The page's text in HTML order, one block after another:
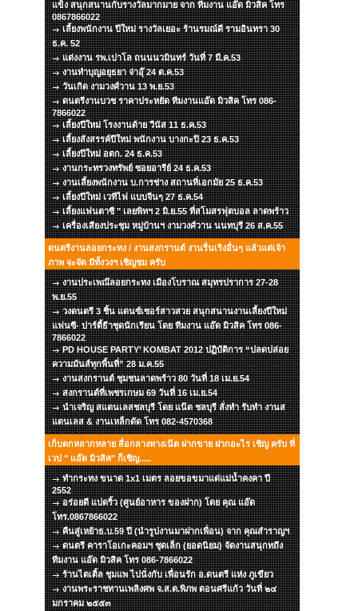
แข็ง สนุกสนานกับรางวัลมากมาย จาก ทีมงาน แอ๊ด มิวสิค โทร
0867866022
เลี้ยงพนักงาน ปีใหม่ รางวัลเยอะ ร้านรมณ์ดี รามอินทรา 30
ธ.ค. 52
แต่งงาน รพ.เปาโล ถนนนวมินทร์ วันที่ 7 มี.ค.53
งานทำบุญอยุธยา จ่าอุ๊ 24 ต.ค.53
วันเกิด งามวงศ์วาน 13 พ.ย.53
ดนตรีงานบวช ราคาประหยัด ทีมงานแอ๊ด มิวสิค โทร 086-
7866022
เลี้ยงปีใหม่ โรงงานด้าย วีนัส 11 ธ.ค.53
เลี้ยงสังสรรค์ปีใหม่ พนักงาน บางกะปิ 23 ธ.ค.53
เลี้ยงปีใหม่ อตก. 24 ธ.ค.53
งานกระทรวงทรัพย์ ซอยอารีย์ 24 ธ.ค.53
งานเลี้ยงพนักงาน บ.การช่าง สถานที่เอกมัย 25 ธ.ค.53
เลี้ยงปีใหม่ เวทีไฟ แบบจีนๆ 27 ธ.ค.54
เลี้ยงแฟนตาซี " เลยพิทฯ 2 มิ.ย.55 ที่สโมสรฟุตบอล ลาดพร้าว
เครื่องเสียงประชุม หมู่บ้านฯ งามวงศ์วาน นนทบุรี 26 ส.ค.55
ดนตรีงานลอยกระทง / งานสงกรานต์ งานรื่นเริงอื่นๆ แล้วแต่เจ้า
ภาพ จะจัด มีทั้งวงฯ เชิญชม ครับ
งานประเพณ๊ลอยกระทง เมืองโบราณ สมุทรปราการ 27-28
พ.ย.55
วงดนตรี 3 ชิ้น แดนซ์เซอร์สาวสวย สนุกสนานงานเลี้ยงปีใหม่
แฟนซี- ปาร์ตี้ธีาชุดนักเรียน โดย ทีมงาน แอ๊ด มิวสิค โทร 086-
7866022
PD HOUSE PARTY’ KOMBAT 2012 ปฏิบัติการ “ปลดปล่อย
ความมันส์ทุกพื้นที่” 28 ม.ค.55
งานสงกรานต์ ชุมชนลาดพร้าว 80 วันที่ 18 เม.ย.54
สงกรานต์ที่เพชรเกษม 69 วันที่ 16 เม.ย.54
นำเจริญ สแตนเลสชลบุรี โดย แน๊ต ชลบุรี สั่งทำ รับทำ งานส
แตนเลส & งานเหล็กดัด โทร 082-4570368
เก็บตกหลากหลาย สื่อกลางทางเน๊ต ฝากขาย ฝากอะไร เชิญ ครับ ที่
เวป " แอ๊ด มิวสิค" ก็เชิญ.....
ทำกระทง ขนาด 1x1 เมตร ลอยขอขมาแด่แม่น้ำคงคา ปี
2552
อร่อยดี แปดริ้ว (ศูนย์อาหาร ของฝาก) โดย คุณ แอ๊ด
โทร.0867866022
คืนสู่เหย้าธ.บ.59 ปี (นำรูปงานมาฝากเพื่อน) จาก คุณสำราญฯ
ดนตรี คาราโอเกะคอมฯ ชุดเล็ก (ยอดนิยม) จัดงานสนุกทถึง
ทีมงาน แอ๊ด มิวสิค โทร 086-7866022
ร้านไตเติ้ล ชุมแพ ไปนั่งกับ เพื่อนรัก อ.ดนตรี แห่ง ภูเขียว
งานพระราชทานเพลิงศพ จ.ส.ต.พิภพ ดอนศรีแก้ว วันที่ ๒๔
มกราคม ๒๕๕๓